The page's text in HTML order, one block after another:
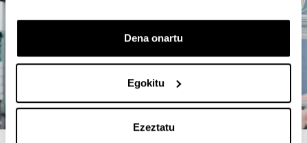
Dena onartu
Egokitu
Ezeztatu